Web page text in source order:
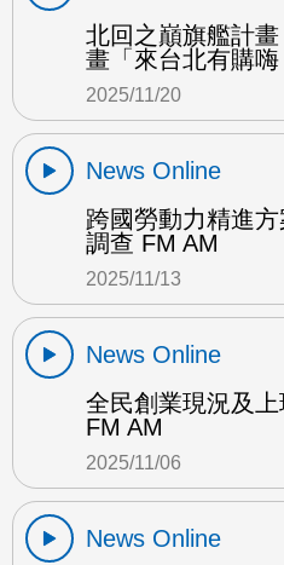
北回之巔旗艦計
畫「來台北有購
2025/11/20
News Online
跨國勞動力精進
調查 FM AM
2025/11/13
News Online
全民創業現況及
FM AM
2025/11/06
News Online